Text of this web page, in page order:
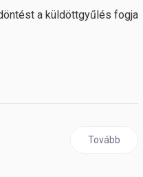
a küldöttgyűlés fogja
Következő
Tovább